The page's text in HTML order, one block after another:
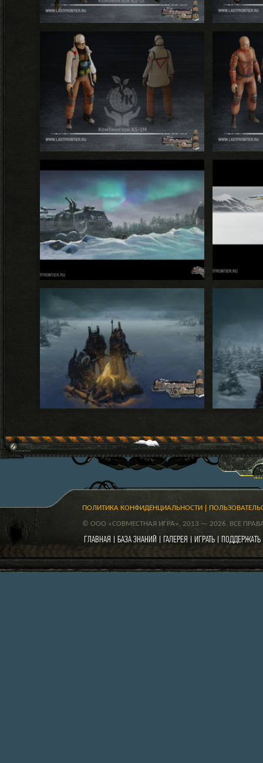
ПОЛИТИКА КОНФИДЕНЦИАЛЬНОСТИ
© ООО «СОВМЕСТНАЯ ИГРА», 2013 — 2026. ВСЕ
ГЛАВНАЯ БАЗА ЗНАНИЙ ГАЛЕРЕЯ ИГРАТЬ ПОДДЕРЖАТЬ